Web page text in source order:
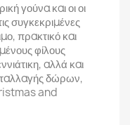
γούνα και οι οι
συγκεκριμένες
πρακτικό και
φίλους
αλλά και
δώρων,
and